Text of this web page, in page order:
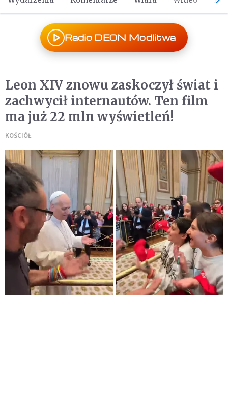
Radio DEON Modlitwa
Leon XIV znowu zaskoczył świat i
zachwycił internautów. Ten film
ma już 22 mln wyświetleń!
KOŚCIÓŁ